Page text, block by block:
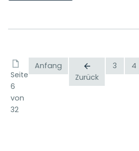
Seite
6
von
32
Anfang
Zurück
3 4